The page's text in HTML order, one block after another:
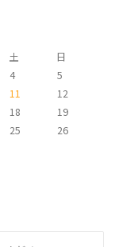
土
日
4
5
11
12
18
19
25
26